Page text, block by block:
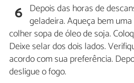
6 Depois das horas de
geladeira. Aqueça bem
colher sopa de óleo de soja.
Deixe selar dos dois lados.
acordo com sua preferência.
desligue o fogo.